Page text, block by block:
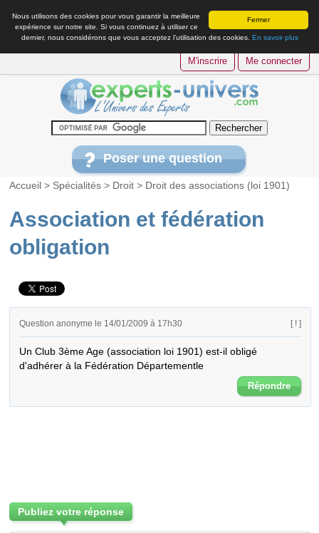
Fermer
Nous utilisons des cookies pour vous garantir la meilleure
expérience sur notre site. Si vous continuez à utiliser ce
dernier, nous considérons que vous acceptez l’utilisation des cookies. En savoir plus
M'inscrire Me connecter
Poser une question
Accueil > Spécialités > Droit > Droit des associations (loi 1901)
Association et fédération
obligation
Question anonyme le 14/01/2009 à 17h30 [ ! ]
Un Club 3ème Age (association loi 1901) est-il obligé
d'adhérer à la Fédération Départementle
Répondre
Publiez votre réponse